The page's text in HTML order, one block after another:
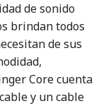
de sonido
brindan todos
de sus
Core cuenta
y un cable